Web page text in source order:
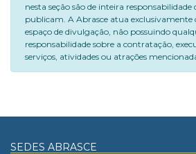
nesta seção são de inteira responsabilidade
publicam. A Abrasce atua
espaço de divulgação, não possuindo
responsabilidade sobre a contratação,
serviços, atividades ou atrações
SEDES ABRASCE